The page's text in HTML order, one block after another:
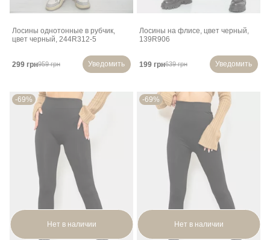
Лосины однотонные в рубчик,
цвет черный, 244R312-5
299 грн959 грн Уведомить
Лосины на флисе, цвет черный,
139R906
199 грн639 грн Уведомить
-69%
Нет в наличии
-69%
Нет в наличии